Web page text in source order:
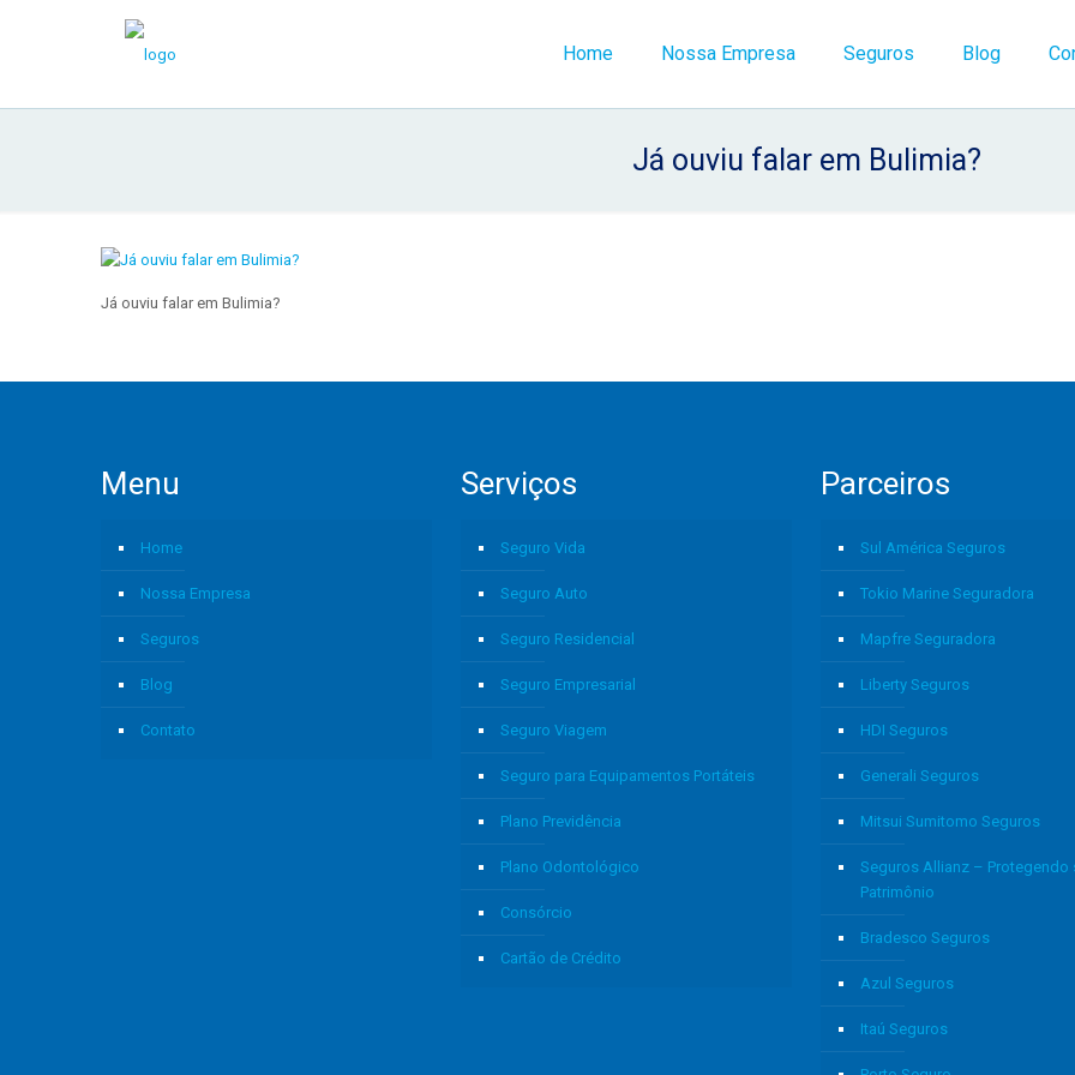
Home Nossa Empresa Seguros Blog
Já ouviu falar em Bulimia?
Já ouviu falar em Bulimia?
Menu
Home
Nossa Empresa
Seguros
Blog
Contato
Serviços
Seguro Vida
Seguro Auto
Seguro Residencial
Seguro Empresarial
Seguro Viagem
Seguro para Equipamentos Portáteis
Plano Previdência
Plano Odontológico
Consórcio
Cartão de Crédito
Parceiros
Sul América Seguros
Tokio Marine Seguradora
Mapfre Seguradora
Liberty Seguros
HDI Seguros
Generali Seguros
Mitsui Sumitomo Seguros
Seguros Allianz – Protegendo
Patrimônio
Bradesco Seguros
Azul Seguros
Itaú Seguros